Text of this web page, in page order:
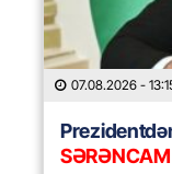
07.08.2026 -
SƏRƏNCAM